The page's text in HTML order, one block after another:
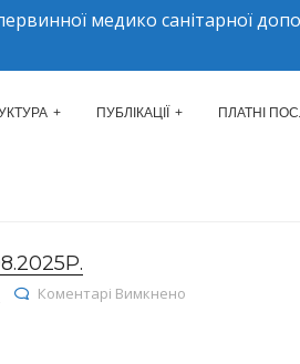
медико санітарної
ПУБЛІКАЦІЇ ПЛАТНІ
Коментарі Вимкнено